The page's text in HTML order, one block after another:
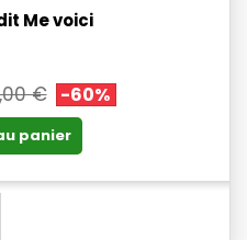
Me voici
€ -60%
panier